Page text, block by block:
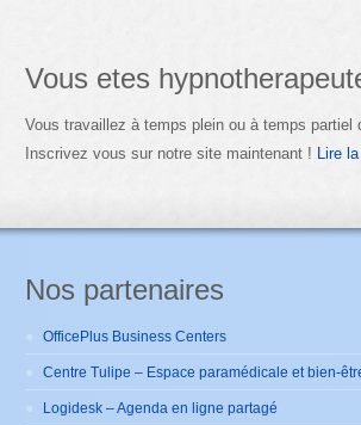
Vous etes
Vous travaillez à temps plein ou à temps partiel
Inscrivez vous sur notre site maintenant ! Lire la
Nos partenaires
OfficePlus Business Centers
Centre Tulipe – Espace paramédicale et bien-
Logidesk – Agenda en ligne partagé